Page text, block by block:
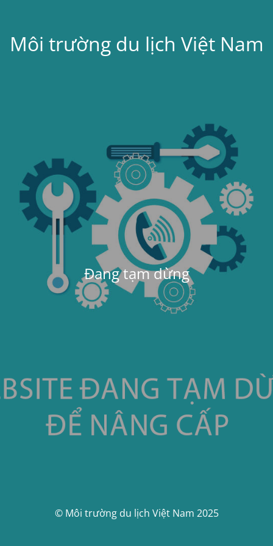
Môi trường du lịch Việt Nam
Đang tạm dừng
© Môi trường du lịch Việt Nam 2025